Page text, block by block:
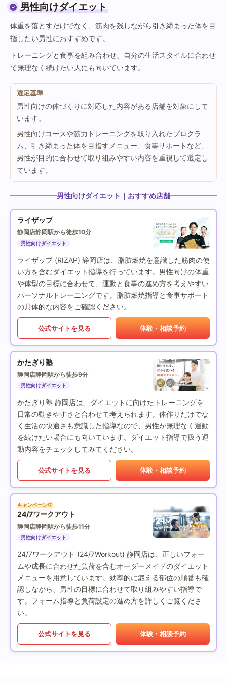
男性向けダイエット
体重を落とすだけでなく、筋肉を残しながら引き締まった体を目
指したい男性におすすめです。
トレーニングと食事を組み合わせ、自分の生活スタイルに合わせ
て無理なく続けたい人にも向いています。
選定基準
男性向けの体づくりに対応した内容がある店舗を対象にして
います。
男性向けコースや筋力トレーニングを取り入れたプログラ
ム、引き締まった体を目指すメニュー、食事サポートなど、
男性が目的に合わせて取り組みやすい内容を重視して選定し
ています。
男性向けダイエット｜おすすめ店舗
ライザップ
静岡店静岡駅から徒歩10分
男性向けダイエット
ライザップ (RIZAP) 静岡店は、脂肪燃焼を意識した筋肉の使
い方を含むダイエット指導を行っています。男性向けの体重
や体型の目標に合わせて、運動と食事の進め方を考えやすい
パーソナルトレーニングです。脂肪燃焼指導と食事サポート
の具体的な内容をご確認ください。
公式サイトを見る 体験・相談予約
かたぎり塾
静岡店静岡駅から徒歩9分
男性向けダイエット
かたぎり塾 静岡店は、ダイエットに向けたトレーニングを
日常の動きやすさと合わせて考えられます。体作りだけでな
く生活の快適さも意識した指導なので、男性が無理なく運動
を続けたい場合にも向いています。ダイエット指導で扱う運
動内容をチェックしてみてください。
公式サイトを見る 体験・相談予約
キャンペーン中
24/7ワークアウト
静岡店静岡駅から徒歩11分
男性向けダイエット
24/7ワークアウト (24/7Workout) 静岡店は、正しいフォー
ムや成長に合わせた負荷を含むオーダーメイドのダイエット
メニューを用意しています。効率的に鍛える部位の順番も確
認しながら、男性の目標に合わせて取り組みやすい指導で
す。フォーム指導と負荷設定の進め方を詳しくご覧くださ
い。
公式サイトを見る 体験・相談予約